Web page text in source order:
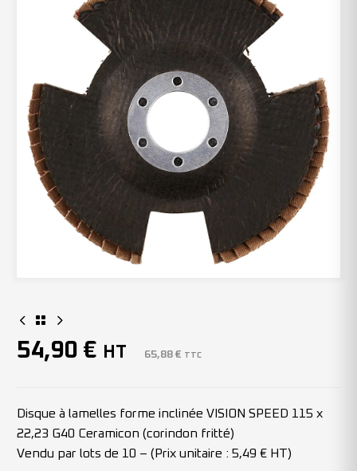
54,90 € HT 65,88 € TTC
Disque à lamelles forme inclinée VISION SPEED 115 x
22,23 G40 Ceramicon (corindon fritté)
Vendu par lots de 10 – (Prix unitaire : 5,49 € HT)